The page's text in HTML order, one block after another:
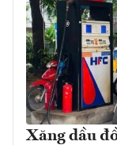
Xăng dầu